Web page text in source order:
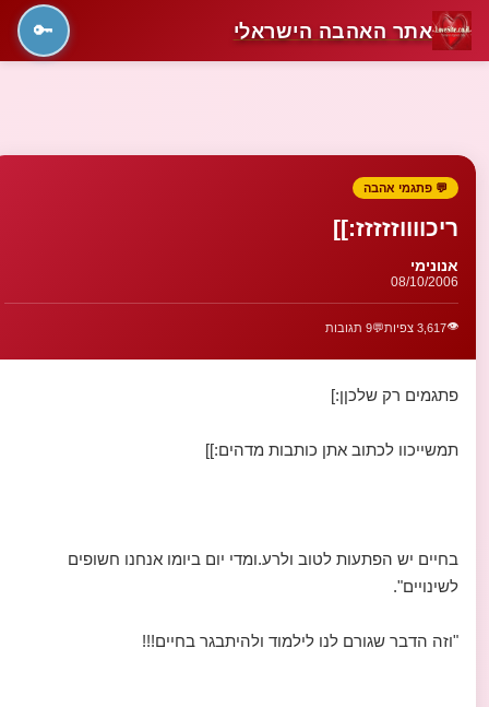
אתר האהבה הישראלי 🔑
💬 פתגמי אהבה
ריכווווזזזזז:]]
אנונימי
08/10/2006
👁️3,617 צפיות 💬9 תגובות
פתגמים רק שלכןן:]
תמשייכוו לכתוב אתן כותבות מדהים:]]
בחיים יש הפתעות לטוב ולרע.ומדי יום ביומו אנחנו חשופים
לשינויים".
"וזה הדבר שגורם לנו לילמוד ולהיתבגר בחיים!!!